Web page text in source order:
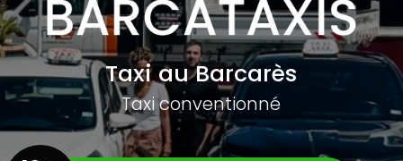
Taxi au Barcarès
Taxi conventionné